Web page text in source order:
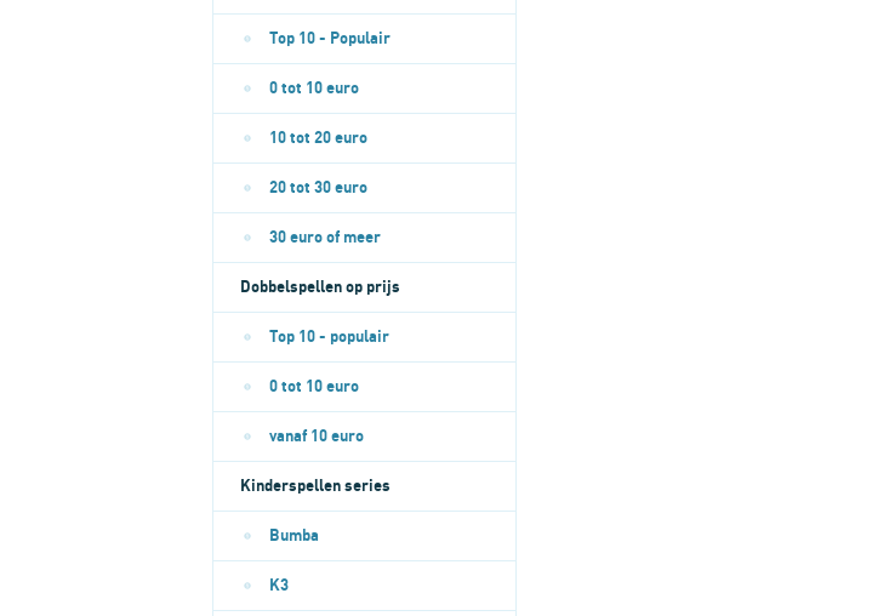
Top 10 - Populair
0 tot 10 euro
10 tot 20 euro
20 tot 30 euro
30 euro of meer
Dobbelspellen op prijs
Top 10 - populair
0 tot 10 euro
vanaf 10 euro
Kinderspellen series
Bumba
K3